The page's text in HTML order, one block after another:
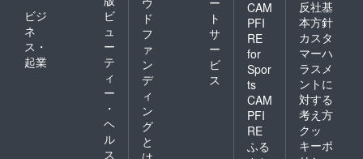
ビジ
ネ
ス・
起業
ビ
ュ
ー
テ
ィ
ー
・
ヘ
ル
ス
ド
フ
ァ
ン
デ
ィ
ン
グ
と
ト
サ
ー
ビ
ス
CAM
PFI
RE
for
Spor
ts
CAM
PFI
RE
ふる
反社基
本方針
カスタ
マーハ
ラスメ
ントに
対する
考え方
クッ
キーポ